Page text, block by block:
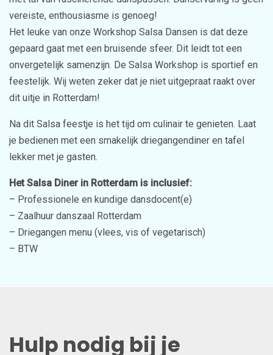
vereiste, enthousiasme is genoeg!
Het leuke van onze Workshop Salsa Dansen is dat deze
gepaard gaat met een bruisende sfeer. Dit leidt tot een
onvergetelijk samenzijn. De Salsa Workshop is sportief en
feestelijk. Wij weten zeker dat je niet uitgepraat raakt over
dit uitje in Rotterdam!
Na dit Salsa feestje is het tijd om culinair te genieten. Laat
je bedienen met een smakelijk driegangendiner en tafel
lekker met je gasten.
Het Salsa Diner in Rotterdam is inclusief:
– Professionele en kundige dansdocent(e)
– Zaalhuur danszaal Rotterdam
– Driegangen menu (vlees, vis of vegetarisch)
– BTW
Hulp nodig bij je